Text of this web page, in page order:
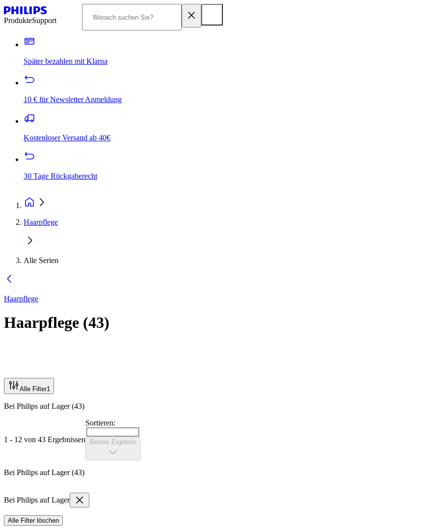
ProdukteSupport
Später bezahlen mit Klarna
10 € für Newsletter Anmeldung
Kostenloser Versand ab 40€
30 Tage Rückgaberecht
Haarpflege
Alle Serien
Haarpflege
Haarpflege (43)
Alle Filter1
Bei Philips auf Lager (43)
1 - 12 von 43 Ergebnissen
Sortieren:
Bestes Ergebnis
Bei Philips auf Lager (43)
Bei Philips auf Lager
Alle Filter löschen